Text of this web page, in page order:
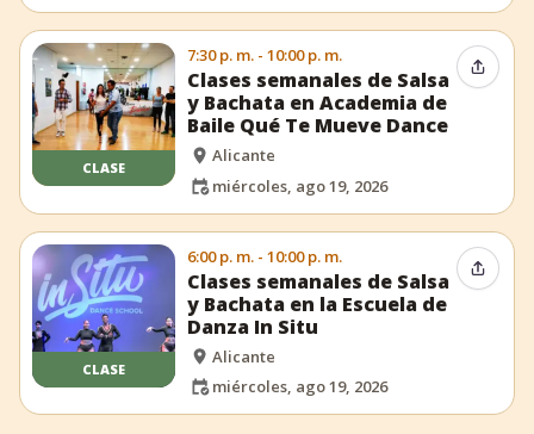
CLASE
7:30 p. m. - 10:00 p. m.
Clases semanales de Salsa
y Bachata en Academia de
Baile Qué Te Mueve Dance
Alicante
miércoles, ago 19, 2026
CLASE
6:00 p. m. - 10:00 p. m.
Clases semanales de Salsa
y Bachata en la Escuela de
Danza In Situ
Alicante
miércoles, ago 19, 2026